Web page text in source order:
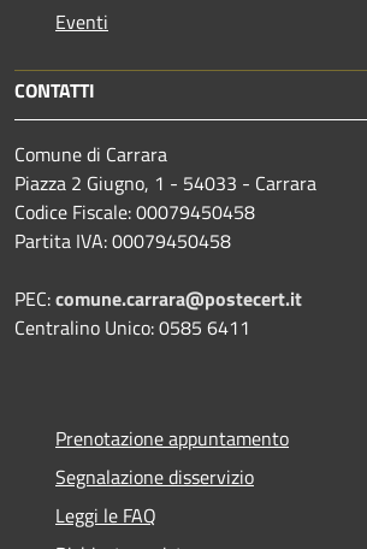
Eventi
CONTATTI
Comune di Carrara
Piazza 2 Giugno, 1 - 54033 - Carrara
Codice Fiscale: 00079450458
Partita IVA: 00079450458
PEC:comune.carrara@postecert.it
Centralino Unico: 0585 6411
Prenotazione appuntamento
Segnalazione disservizio
Leggi le FAQ